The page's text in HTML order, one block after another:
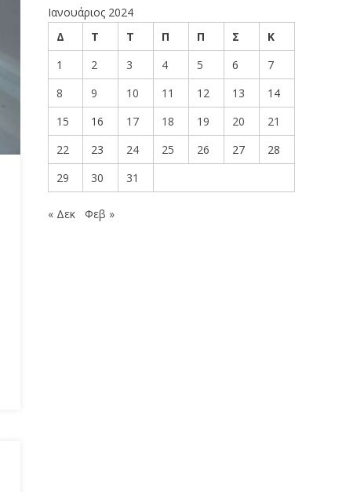
Ιανουάριος 2024
Δ
Τ Τ Π Π Σ
Κ
1
2 3 4 5 6
7
8
9 10 11 12 13
14
15
16 17 18 19 20
21
22
23 24 25 26 27
28
29
30 31
« Δεκ Φεβ »